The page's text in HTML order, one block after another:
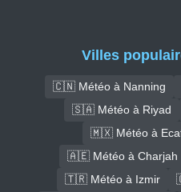
Villes
🇨🇳 Météo à Nanning
🇸🇦 Météo à Riyad
🇲🇽 Météo à
🇦🇪 Météo à Charjah
🇹🇷 Météo à Izmir